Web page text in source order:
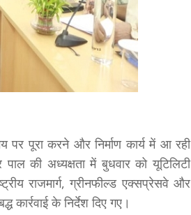
पूरा करने और निर्माण कार्य में आ रही
की अध्यक्षता में बुधवार को यूटिलिटी
राजमार्ग, ग्रीनफील्ड एक्सप्रेसवे और
कार्रवाई के निर्देश दिए गए।